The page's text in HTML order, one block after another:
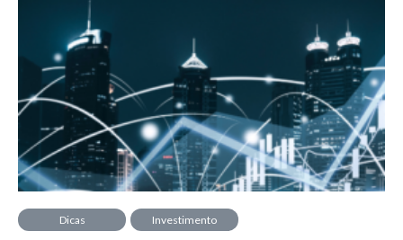
Dicas Investimento